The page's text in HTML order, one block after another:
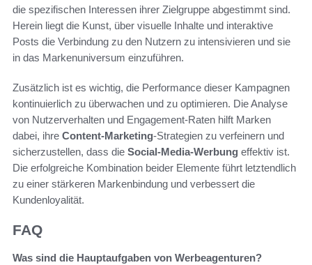
die spezifischen Interessen ihrer Zielgruppe abgestimmt sind.
Herein liegt die Kunst, über visuelle Inhalte und interaktive
Posts die Verbindung zu den Nutzern zu intensivieren und sie
in das Markenuniversum einzuführen.
Zusätzlich ist es wichtig, die Performance dieser Kampagnen
kontinuierlich zu überwachen und zu optimieren. Die Analyse
von Nutzerverhalten und Engagement-Raten hilft Marken
dabei, ihre Content-Marketing-Strategien zu verfeinern und
sicherzustellen, dass die Social-Media-Werbung effektiv ist.
Die erfolgreiche Kombination beider Elemente führt letztendlich
zu einer stärkeren Markenbindung und verbessert die
Kundenloyalität.
FAQ
Was sind die Hauptaufgaben von Werbeagenturen?